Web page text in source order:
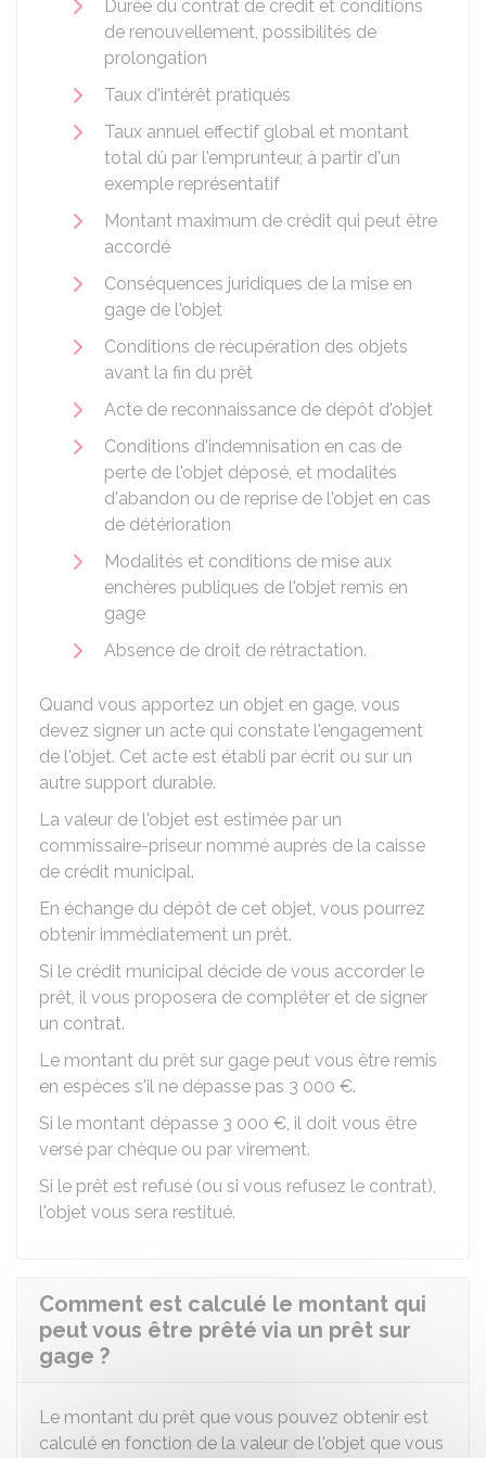
Durée du contrat de crédit et conditions
de renouvellement, possibilités de
prolongation
Taux d'intérêt pratiqués
Taux annuel effectif global et montant
total dû par l'emprunteur, à partir d'un
exemple représentatif
Montant maximum de crédit qui peut être
accordé
Conséquences juridiques de la mise en
gage de l'objet
Conditions de récupération des objets
avant la fin du prêt
Acte de reconnaissance de dépôt d'objet
Conditions d'indemnisation en cas de
perte de l'objet déposé, et modalités
d'abandon ou de reprise de l'objet en cas
de détérioration
Modalités et conditions de mise aux
enchères publiques de l'objet remis en
gage
Absence de droit de rétractation.
Quand vous apportez un objet en gage, vous
devez signer un acte qui constate l'engagement
de l'objet. Cet acte est établi par écrit ou sur un
autre support durable.
La valeur de l'objet est estimée par un
commissaire-priseur nommé auprès de la caisse
de crédit municipal.
En échange du dépôt de cet objet, vous pourrez
obtenir immédiatement un prêt.
Si le crédit municipal décide de vous accorder le
prêt, il vous proposera de compléter et de signer
un contrat.
Le montant du prêt sur gage peut vous être remis
en espèces s'il ne dépasse pas 3 000 €.
Si le montant dépasse 3 000 €, il doit vous être
versé par chèque ou par virement.
Si le prêt est refusé (ou si vous refusez le contrat),
l'objet vous sera restitué.
Comment est calculé le montant qui
peut vous être prêté via un prêt sur
gage ?
Le montant du prêt que vous pouvez obtenir est
calculé en fonction de la valeur de l'objet que vous